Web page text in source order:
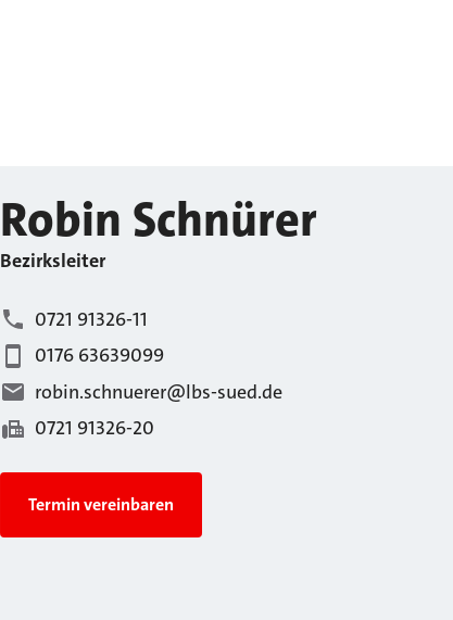
Robin Schnürer
Bezirksleiter
0721 91326-11
0176 63639099
robin.schnuerer@lbs-sued.de
0721 91326-20
Termin vereinbaren